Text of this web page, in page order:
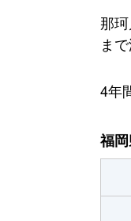
那
ま
4年
福